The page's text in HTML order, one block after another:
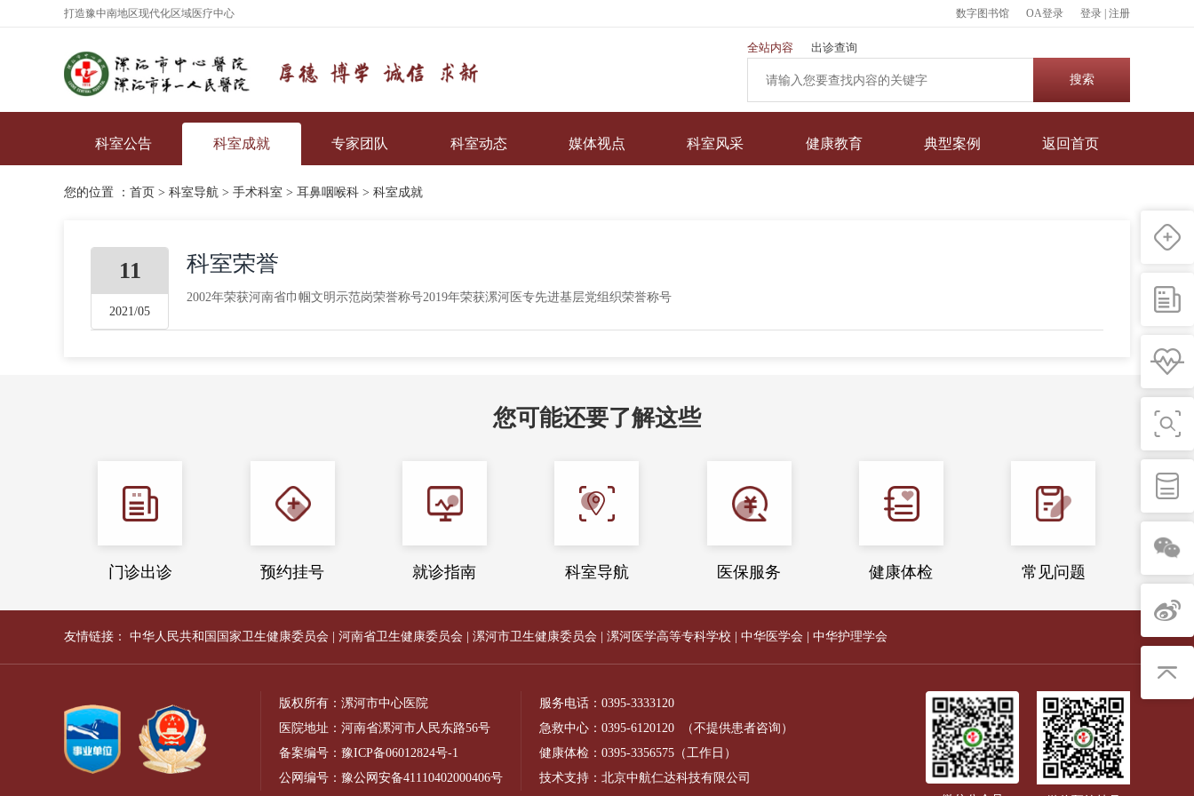
打造豫中南地区现代化区域医疗中心 数字图书馆 OA登录 登录 注册
全站内容 出诊查询
科室公告 科室成就 专家团队 科室动态 媒体视点 科室风采 健康教育 典型案例 返回首页
您的位置 ： 首页 > 科室导航 > 手术科室 > 耳鼻咽喉科 > 科室成就
11
2021/05
科室荣誉
2002年荣获河南省巾帼文明示范岗荣誉称号2019年荣获漯河医专先进基层党组织荣誉称号
您可能还要了解这些
门诊出诊 预约挂号 就诊指南 科室导航 医保服务 健康体检 常见问题
友情链接： 中华人民共和国国家卫生健康委员会 河南省卫生健康委员会 漯河市卫生健康委员会 漯河医学高等专科学校 中华医学会 中华护理学会
版权所有：漯河市中心医院
医院地址：河南省漯河市人民东路56号
备案编号： 豫ICP备06012824号-1
公网编号： 豫公网安备41110402000406号
服务电话： 0395-3333120
急救中心： 0395-6120120
（不提供患者咨询）
健康体检： 0395-3356575（工作日）
技术支持：北京中航仁达科技有限公司